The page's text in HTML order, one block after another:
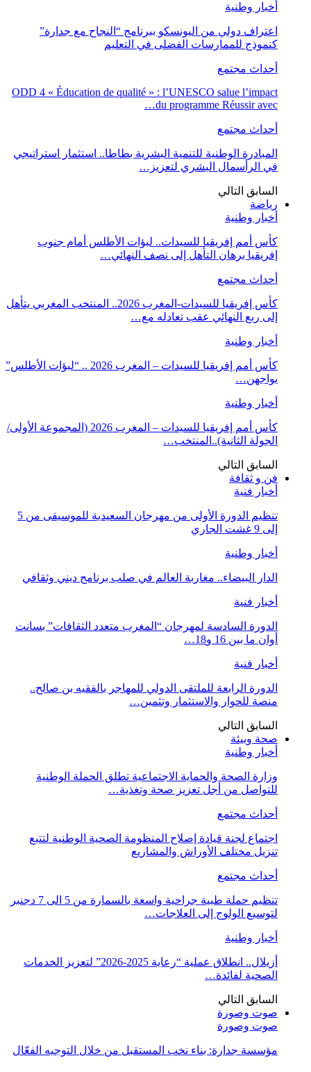
أخبار وطنية
اعتراف دولي من اليونسكو ببرنامج “النجاح مع جدارة”
كنموذج للممارسات الفضلى في التعليم
أحداث مجتمع
ODD 4 « Éducation de qualité » : l’UNESCO salue l’impact
du programme Réussir avec…
أحداث مجتمع
المبادرة الوطنية للتنمية البشرية بطاطا.. استثمار استراتيجي
في الرأسمال البشري لتعزيز…
السابق التالي
رياضة
أخبار وطنية
كأس أمم إفريقيا للسيدات.. لبؤات الأطلس أمام جنوب
إفريقيا برهان التأهل إلى نصف النهائي…
أحداث مجتمع
كأس إفريقيا للسيدات-المغرب 2026.. المنتخب المغربي يتأهل
إلى ربع النهائي عقب تعادله مع…
أخبار وطنية
كأس أمم إفريقيا للسيدات – المغرب 2026 .. “لبؤات الأطلس”
يواجهن…
أخبار وطنية
كأس أمم إفريقيا للسيدات – المغرب 2026 (المجموعة الأولى/
الجولة الثانية)..المنتخب…
السابق التالي
فن و ثقافة
أخبار فنية
تنظيم الدورة الأولى من مهرجان السعيدية للموسيقى من 5
إلى 9 غشت الجاري
أخبار وطنية
الدار البيضاء.. مغاربة العالم في صلب برنامج ديني وثقافي
أخبار فنية
الدورة السادسة لمهرجان “المغرب متعدد الثقافات” بسانت
أوان ما بين 16 و18…
أخبار فنية
الدورة الرابعة للملتقى الدولي للمهاجر بالفقيه بن صالح..
منصة للحوار والاستثمار وتثمين…
السابق التالي
صحة وبيئة
أخبار وطنية
وزارة الصحة والحماية الاجتماعية تطلق الحملة الوطنية
للتواصل من أجل تعزيز صحة وتغذية…
أحداث مجتمع
اجتماع لجنة قيادة إصلاح المنظومة الصحية الوطنية لتتبع
تنزيل مختلف الأوراش والمشاريع
أحداث مجتمع
تنظيم حملة طبية جراحية واسعة بالسمارة من 5 الى 7 دجنبر
لتوسيع الولوج إلى العلاجات…
أخبار وطنية
أزيلال.. انطلاق عملية “رعاية 2025-2026” لتعزيز الخدمات
الصحية لفائدة…
السابق التالي
صوت وصورة
صوت وصورة
مؤسسة جدارة: بناء نخب المستقبل من خلال التوجيه الفعّال